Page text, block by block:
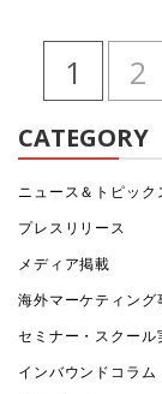
投
稿
の
ペ
ー
ジ
送
り
Page
1 2
CATEGORY
ニュース＆トピック
プレスリリース
メディア掲載
海外マーケティング
セミナー・スクール
インバウンドコラム